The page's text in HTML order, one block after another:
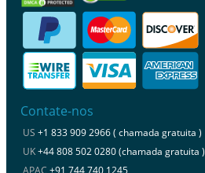
Contate-nos
US +1 833 909 2966 ( chamada gratuita )
UK+44 808 502 0280 (chamada gratuita )
APAC +91 744 740 1245